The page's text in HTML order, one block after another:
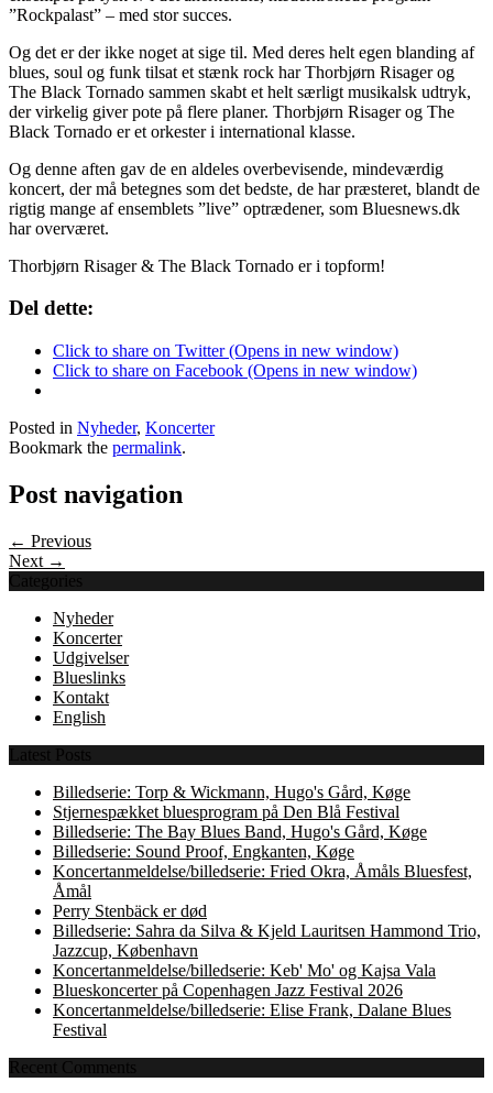
”Rockpalast” – med stor succes.
Og det er der ikke noget at sige til. Med deres helt egen blanding af
blues, soul og funk tilsat et stænk rock har Thorbjørn Risager og
The Black Tornado sammen skabt et helt særligt musikalsk udtryk,
der virkelig giver pote på flere planer. Thorbjørn Risager og The
Black Tornado er et orkester i international klasse.
Og denne aften gav de en aldeles overbevisende, mindeværdig
koncert, der må betegnes som det bedste, de har præsteret, blandt de
rigtig mange af ensemblets ”live” optrædener, som Bluesnews.dk
har overværet.
Thorbjørn Risager & The Black Tornado er i topform!
Del dette:
Click to share on Twitter (Opens in new window)
Click to share on Facebook (Opens in new window)
Posted in Nyheder, Koncerter
Bookmark the permalink.
Post navigation
← Previous
Next →
Categories
Nyheder
Koncerter
Udgivelser
Blueslinks
Kontakt
English
Latest Posts
Billedserie: Torp & Wickmann, Hugo's Gård, Køge
Stjernespækket bluesprogram på Den Blå Festival
Billedserie: The Bay Blues Band, Hugo's Gård, Køge
Billedserie: Sound Proof, Engkanten, Køge
Koncertanmeldelse/billedserie: Fried Okra, Åmåls Bluesfest,
Åmål
Perry Stenbäck er død
Billedserie: Sahra da Silva & Kjeld Lauritsen Hammond Trio,
Jazzcup, København
Koncertanmeldelse/billedserie: Keb' Mo' og Kajsa Vala
Blueskoncerter på Copenhagen Jazz Festival 2026
Koncertanmeldelse/billedserie: Elise Frank, Dalane Blues
Festival
Recent Comments